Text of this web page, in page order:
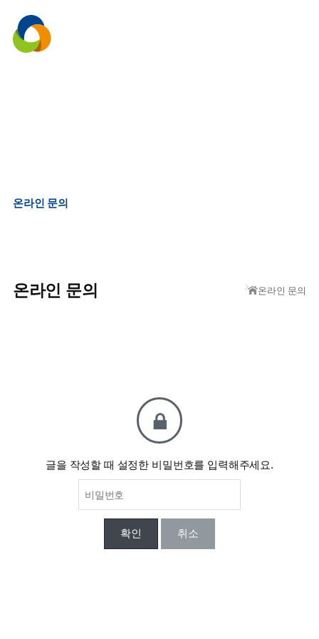
온라인 문의
온라인 문의 온라인 문의
글을 작성할 때 설정한 비밀번호를 입력해주세요.
확인 취소